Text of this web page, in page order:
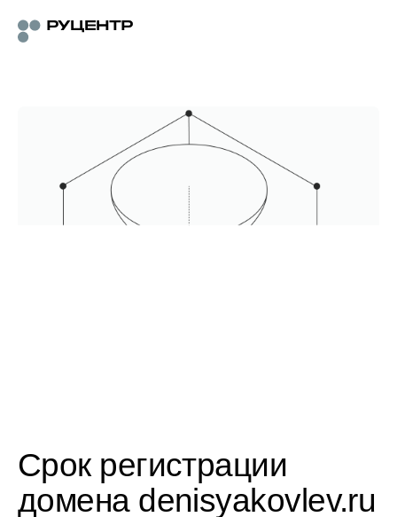
Срок регистрации
домена denisyakovlev.ru